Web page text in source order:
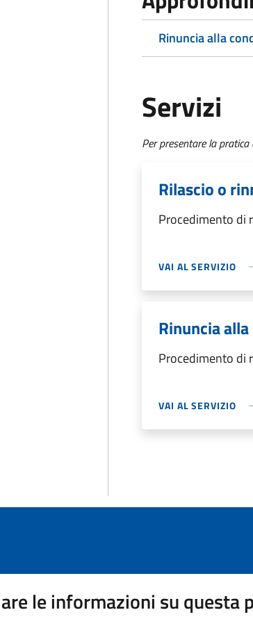
Rinuncia alla
Servizi
Per presentare la
Rilascio o
Procedimento di
VAI AL SERVIZIO
Rinuncia
Procedimento di
VAI AL SERVIZIO
le informazioni su questa